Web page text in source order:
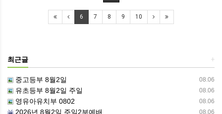
6 7 8 9 10
+
최근글
08.06
중고등부 8월2일
08.06
유초등부 8월2일 주일
08.06
영유아유치부 0802
08.06
2026년 8월2일 주일2부예배